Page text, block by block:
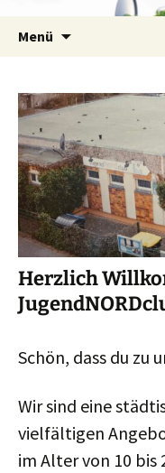
Inhalt
springen
Menü
Herzlich
Schön, dass du zu
Wir sind eine
vielfältigen
im Alter von 10 bis